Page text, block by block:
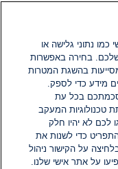
כמו נתוני גלישה או
שלכם. בחירה באפשרות
בהשגת המטרות
מידע כדי לספק.
בכל עת
טכנולוגיות המעקב
לכם לא יהיו חלק
כדי לשנות את
על הקישור ניהול
על אתר אישי שלנו.